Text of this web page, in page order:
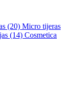
(20) Micro tijeras
(14) Cosmetica